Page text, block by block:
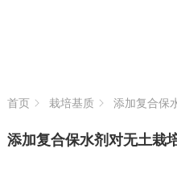
首页 栽培基质 添加复合保
添加复合保水剂对无土栽